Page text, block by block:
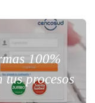
100%
tus procesos